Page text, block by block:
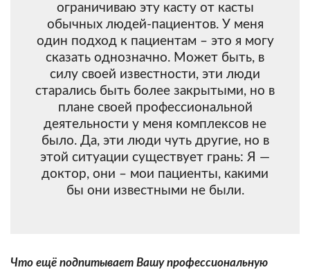
ограничиваю эту касту от касты
обычных людей-пациентов. У меня
один подход к пациентам – это я могу
сказать однозначно. Может быть, в
силу своей известности, эти люди
старались быть более закрытыми, но в
плане своей профессиональной
деятельности у меня комплексов не
было. Да, эти люди чуть другие, но в
этой ситуации существует грань: Я —
доктор, они – мои пациенты, какими
бы они известными не были.
Что ещё подпитывает Вашу профессиональную